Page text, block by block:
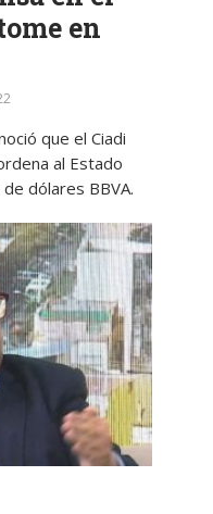
en
que el Ciadi
al Estado
dólares BBVA.